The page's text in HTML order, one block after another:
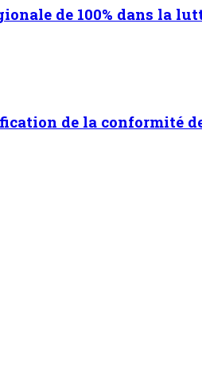
1
Tiani a parlé…(4)
et de Crédit (CMEC)